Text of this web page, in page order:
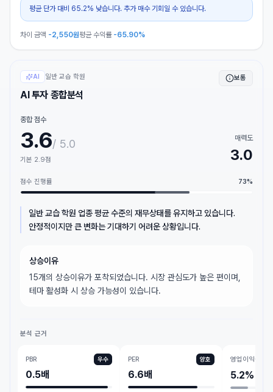
평균 단가 대비 65.2% 낮습니다. 추가 매수 기회일 수 있습니다.
차이 금액 -2,550원평균 수익률 -65.90%
AI 일반 교습 학원
AI 투자 종합분석
보통
종합 점수
3.6/ 5.0
기본 2.9점
매력도
3.0
점수 진행률 73%
일반 교습 학원 업종 평균 수준의 재무상태를 유지하고 있습니다.
안정적이지만 큰 변화는 기대하기 어려운 상황입니다.
상승이유
15개의 상승이유가 포착되었습니다. 시장 관심도가 높은 편이며,
테마 활성화 시 상승 가능성이 있습니다.
분석 근거
PBR 우수
0.5배
PER 양호
6.6배
영업이익률
5.2%